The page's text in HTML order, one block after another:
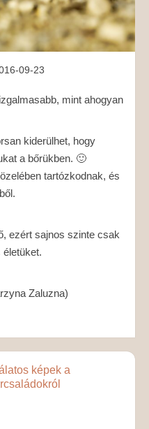
09-23
mint ahogyan
kiderülhet, hogy
a bőrükben. 🙂
tartózkodnak, és
ezért sajnos szinte csak
életüket.
Zaluzna)
képek a